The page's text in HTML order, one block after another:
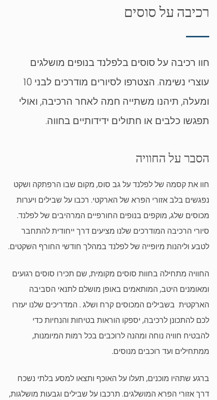
רכיבה על סוסים
חוו רכיבה על סוסים בלפלנד בנופים מושלגים
עוצרי נשימה. הצטרפו לסיורים מודרכים לבני 10
ומעלה, תיהנו משתייה חמה לאחר הרכיבה, ואולי
תפגשו כלבים או חתולים ידידותיים בחווה.
הסבר על החוויה
חוו את קסמה של לפלנד על גב סוס, מקום שבו הרפתקה ושקט
נפגשים בלב אזורי הפרא של הארקטי. רכבו על שבילים ויערות
מכוסים שלג, מוקפים בנופים החורפיים המרהיבים של לפלנד.
סיורי הרכיבה המודרכים שלנו מציעים דרך ייחודית להתחבר
לטבע וליהנות מיופייה של לפלנד במהלך חודשי החורף השקטים.
החוויה מתחילה בחוות סוסים מקומית, שם תכירו סוסים רגועים
ומאומנים היטב, המותאמים באופן מושלם לתנאי הסביבה
הארקטית בשבילים המכוסים קרח ושלג . המדריכים שלנו יעזרו
לכם להתכונן לרכיבה, יספקו הוראות בטיחות והנחיות כדי
להבטיח חוויה נוחה ומהנה לרוכבים בכל רמות המיומנות,
ממתחילים ועד רוכבים מנוסים.
ברגע שתהיו מוכנים, תעלו על האוכף ותצאו למסע בלתי נשכח
דרך אזורי הפרא המושלגים. תרכבו על שבילים וגבעות מושלגות,